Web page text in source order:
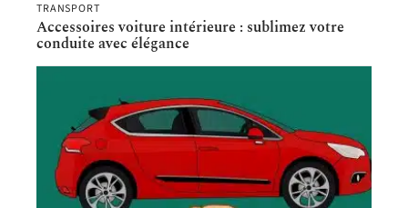
TRANSPORT
Accessoires voiture intérieure : sublimez votre
conduite avec élégance